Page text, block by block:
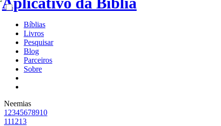
Bíblias
Livros
Pesquisar
Blog
Parceiros
Sobre
Neemias
1 2345678910
111213